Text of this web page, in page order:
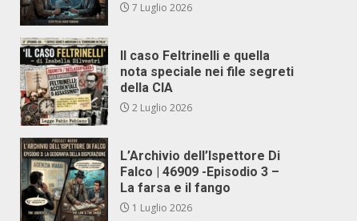
7 Luglio 2026
Il caso Feltrinelli e quella
nota speciale nei file segreti
della CIA
2 Luglio 2026
L’Archivio dell’Ispettore Di
Falco | 46909 -Episodio 3 –
La farsa e il fango
1 Luglio 2026